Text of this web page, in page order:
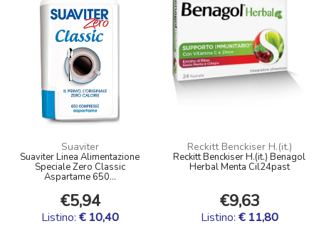
Suaviter
Suaviter Linea Alimentazione
Speciale Zero Classic
Aspartame 650...
€5,94
Listino: € 10,40
Reckitt Benckiser H.(it.)
Reckitt Benckiser H.(it.) Benagol
Herbal Menta Cil24past
€9,63
Listino: € 11,80